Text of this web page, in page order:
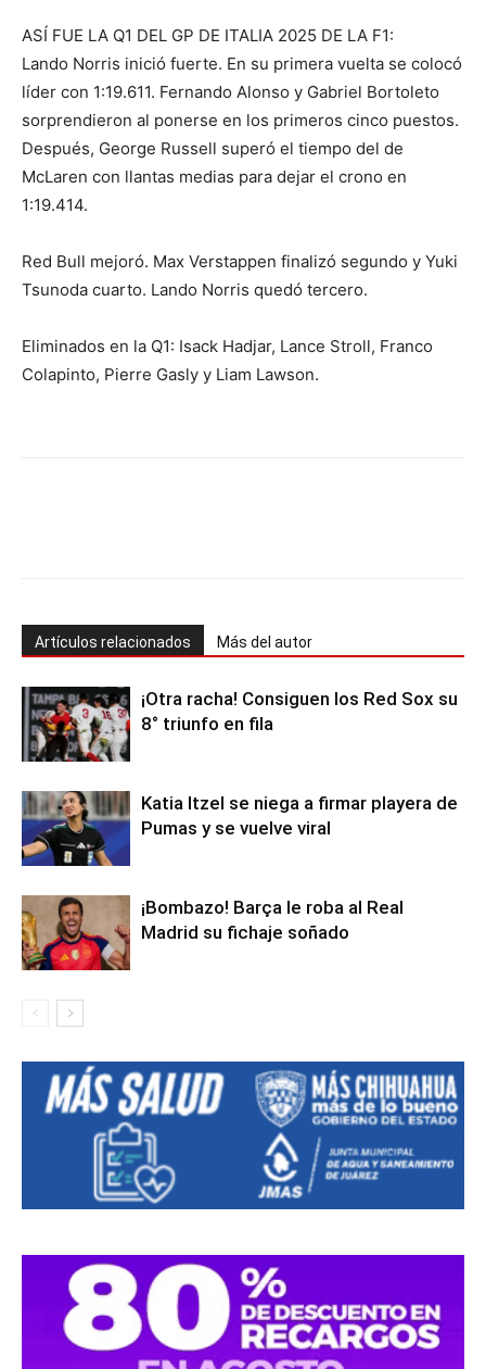
ASÍ FUE LA Q1 DEL GP DE ITALIA 2025 DE LA F1:
Lando Norris inició fuerte. En su primera vuelta se colocó
líder con 1:19.611. Fernando Alonso y Gabriel Bortoleto
sorprendieron al ponerse en los primeros cinco puestos.
Después, George Russell superó el tiempo del de
McLaren con llantas medias para dejar el crono en
1:19.414.
Red Bull mejoró. Max Verstappen finalizó segundo y Yuki
Tsunoda cuarto. Lando Norris quedó tercero.
Eliminados en la Q1: Isack Hadjar, Lance Stroll, Franco
Colapinto, Pierre Gasly y Liam Lawson.
Artículos relacionados Más del autor
¡Otra racha! Consiguen los Red Sox su
8° triunfo en fila
Katia Itzel se niega a firmar playera de
Pumas y se vuelve viral
¡Bombazo! Barça le roba al Real
Madrid su fichaje soñado